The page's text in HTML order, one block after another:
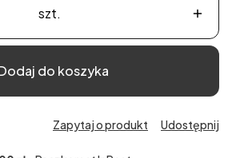
szt.
do koszyka
Zapytaj o produkt Udostępnij